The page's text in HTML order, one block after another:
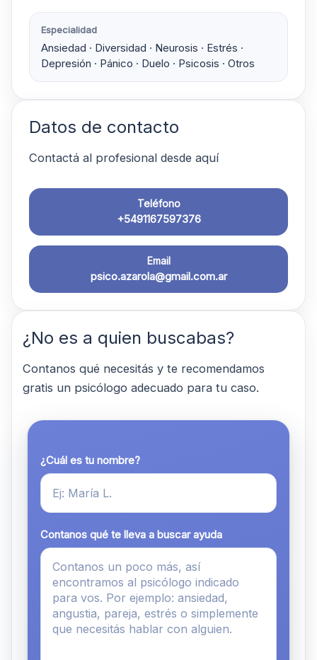
Especialidad
Ansiedad · Diversidad · Neurosis · Estrés ·
Depresión · Pánico · Duelo · Psicosis · Otros
Datos de contacto
Contactá al profesional desde aquí
Teléfono
+5491167597376
Email
psico.azarola@gmail.com.ar
¿No es a quien buscabas?
Contanos qué necesitás y te recomendamos
gratis un psicólogo adecuado para tu caso.
¿Cuál es tu nombre?
Contanos qué te lleva a buscar ayuda